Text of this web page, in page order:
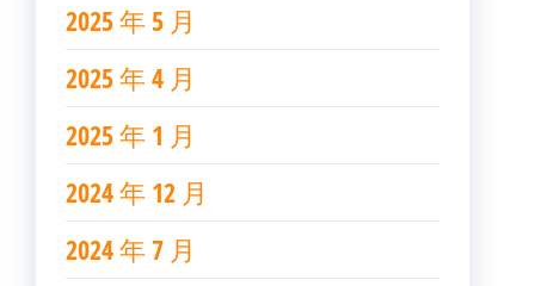
2025 年 5 月
2025 年 4 月
2025 年 1 月
2024 年 12 月
2024 年 7 月